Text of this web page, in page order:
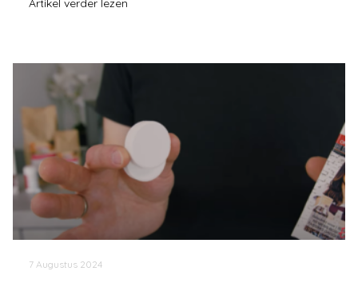
Artikel verder lezen
7 Augustus 2024